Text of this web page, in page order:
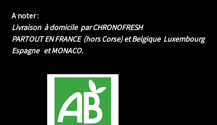
A noter :
Livraison à domicile par CHRONOFRESH
PARTOUT EN FRANCE (hors Corse) et Belgique Luxembourg
Espagne et MONACO.